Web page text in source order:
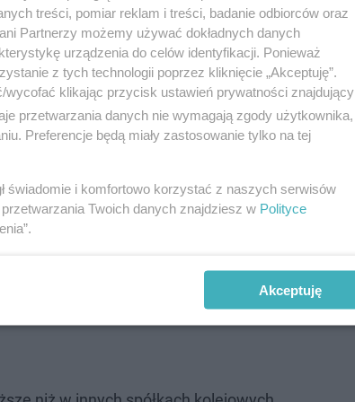
zł brutto. Początkowo zarząd SKM
spotkaniach udało się wypracować
treści, pomiar reklam i treści, badanie odbiorców oraz
Partnerzy możemy używać dokładnych danych
urządzenia do celów identyfikacji. Ponieważ
z tych technologii poprzez kliknięcie „Akceptuję”.
klikając przycisk ustawień prywatności znajdujący
przetwarzania danych nie wymagają zgody użytkownika,
Preferencje będą miały zastosowanie tylko na tej
świadomie i komfortowo korzystać z naszych serwisów
Twoich danych znajdziesz w Polityce
Akceptuję